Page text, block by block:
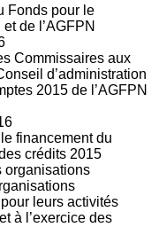
Fonds pour le
de l’AGFPN
Commissaires aux
d’administration
2015 de l’AGFPN
financement du
crédits 2015
organisations
leurs activités
à l’exercice des